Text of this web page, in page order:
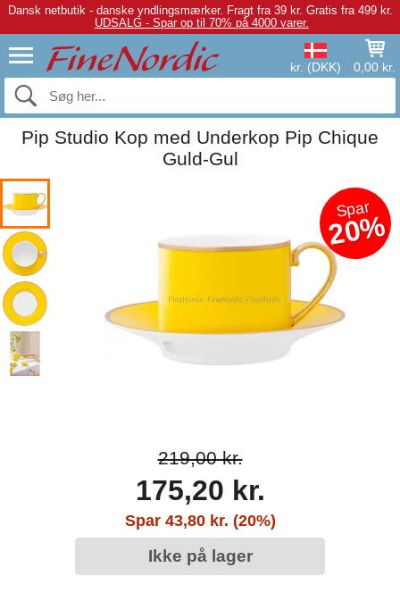
Dansk netbutik - danske yndlingsmærker. Fragt fra 39 kr. Gratis fra 499 kr.
UDSALG - Spar op til 70% på 4000 varer.
kr. (DKK) 0,00 kr.
Pip Studio Kop med Underkop Pip Chique
Guld-Gul
Spar
20%
219,00 kr.
175,20 kr.
Spar 43,80 kr. (20%)
Ikke på lager